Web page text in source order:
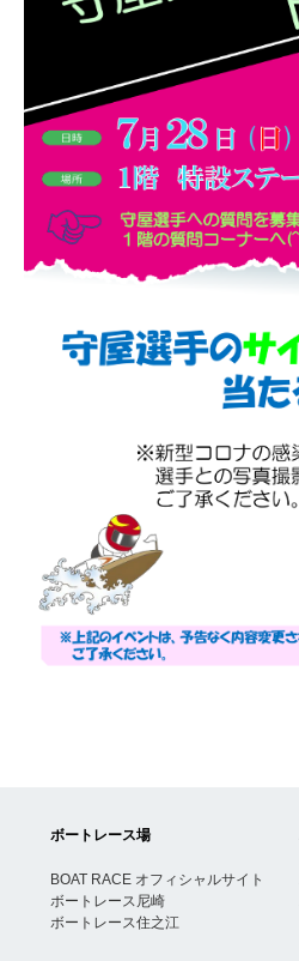
ボートレース場
BOAT RACE オフィシャルサイト
ボートレース尼崎
ボートレース住之江